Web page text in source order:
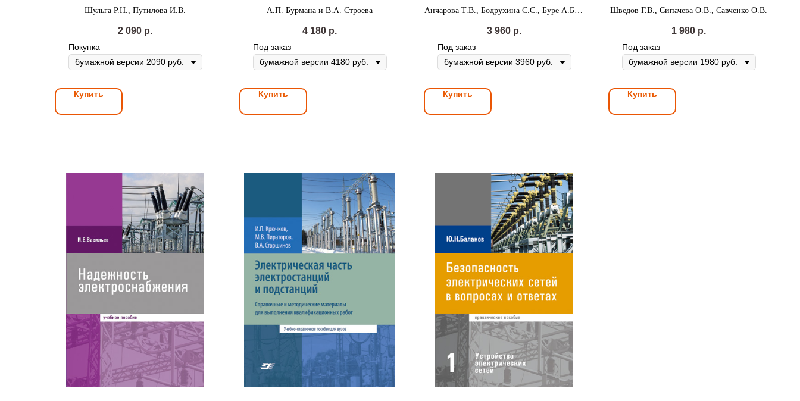
Шульга Р.Н., Путилова И.В.
2 090 р.
Покупка
Купить
электроэнергетика под ред.
профессоров
А.П. Бурмана и В.А. Строева
4 180 р.
Под заказ
Купить
промышленных предприятий и
общественных зданий
Анчарова Т.В., Бодрухина С.С., Буре А.Б. и
3 960 р.
Под заказ
Купить
расчет, анализ, нормирование и
Шведов Г.В., Сипачева О.В., Савченко О.В.
1 980 р.
Под заказ
Купить